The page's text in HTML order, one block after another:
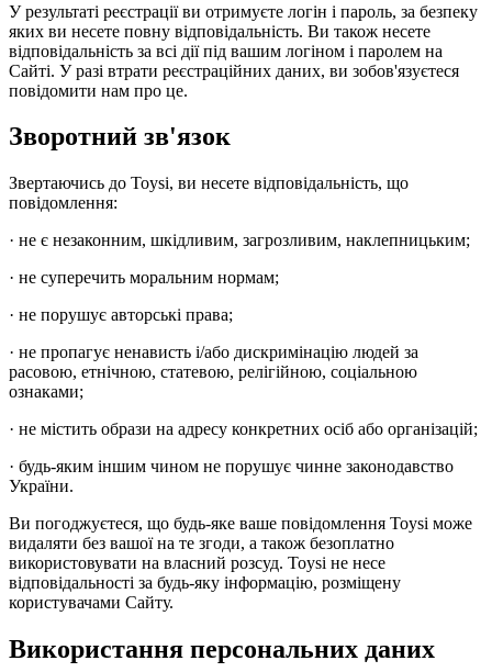
У результаті реєстрації ви отримуєте логін і пароль, за безпеку
яких ви несете повну відповідальність. Ви також несете
відповідальність за всі дії під вашим логіном і паролем на
Сайті. У разі втрати реєстраційних даних, ви зобов'язуєтеся
повідомити нам про це.
Зворотний зв'язок
Звертаючись до Toysi, ви несете відповідальність, що
повідомлення:
· не є незаконним, шкідливим, загрозливим, наклепницьким;
· не суперечить моральним нормам;
· не порушує авторські права;
· не пропагує ненависть і/або дискримінацію людей за
расовою, етнічною, статевою, релігійною, соціальною
ознаками;
· не містить образи на адресу конкретних осіб або організацій;
· будь-яким іншим чином не порушує чинне законодавство
України.
Ви погоджуєтеся, що будь-яке ваше повідомлення Toysi може
видаляти без вашої на те згоди, а також безоплатно
використовувати на власний розсуд. Toysi не несе
відповідальності за будь-яку інформацію, розміщену
користувачами Сайту.
Використання персональних даних